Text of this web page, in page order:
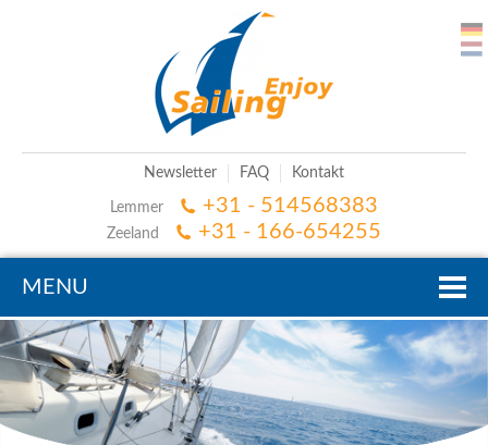
Newsletter FAQ Kontakt
Lemmer +31 - 514568383
Zeeland +31 - 166-654255
MENU